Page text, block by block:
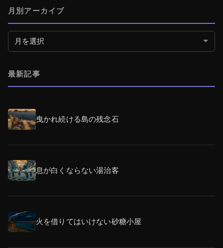
月別アーカイブ
月別アーカイブ
最新記事
曳かれ続ける島の残念石
息が白くならない湯治客
火を借りてはいけない砂糖小屋